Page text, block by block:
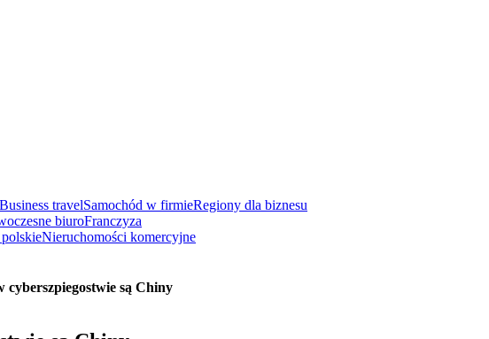
Business travelSamochód w firmieRegiony dla biznesu
biuroFranczyza
Nieruchomości komercyjne
cyberszpiegostwie są Chiny